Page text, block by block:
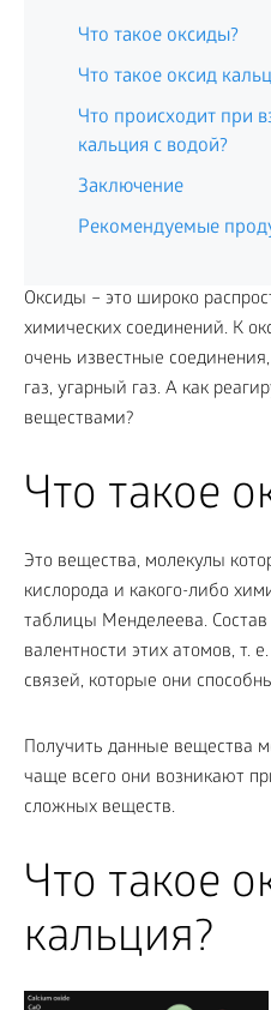
Что такое оксиды?
Что такое оксид
Что происходит при
кальция с водой?
Заключение
Рекомендуемые
Оксиды – это широко
химических соединений. К
очень известные
газ, угарный газ. А как
веществами?
Что такое
Это вещества, молекулы
кислорода и какого-либо
таблицы Менделеева. Состав
валентности этих атомов, т.
связей, которые они
Получить данные вещества
чаще всего они возникают
сложных веществ.
Что такое
кальция?